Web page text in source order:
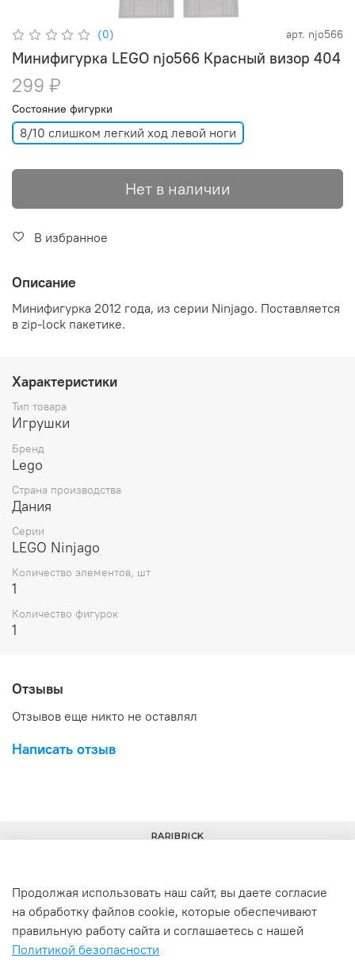
(0) арт. njo566
Минифигурка LEGO njo566 Красный визор 404
299 ₽
Состояние фигурки
8/10 слишком легкий ход левой ноги
Нет в наличии
В избранное
Описание
Минифигурка 2012 года, из серии Ninjago. Поставляется
в zip-lock пакетике.
Характеристики
Тип товара
Игрушки
Бренд
Lego
Страна производства
Дания
Серии
LEGO Ninjago
Количество элементов, шт
1
Количество фигурок
1
Отзывы
Отзывов еще никто не оставлял
Написать отзыв
+7(977) 633-00-30
info@raribrick.ru
г. Москва, Перерва ул., 52, стр. 1
RARIBRICK
Продолжая использовать наш сайт, вы даете согласие
на обработку файлов cookie, которые обеспечивают
правильную работу сайта и соглашаетесь с нашей
Политикой безопасности